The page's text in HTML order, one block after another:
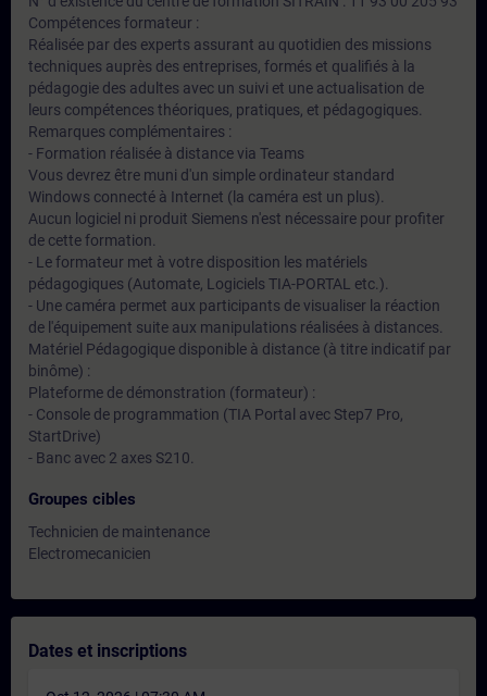
Compétences formateur :
Réalisée par des experts assurant au quotidien des missions
techniques auprès des entreprises, formés et qualifiés à la
pédagogie des adultes avec un suivi et une actualisation de
leurs compétences théoriques, pratiques, et pédagogiques.
Remarques complémentaires :
- Formation réalisée à distance via Teams
Vous devrez être muni d'un simple ordinateur standard
Windows connecté à Internet (la caméra est un plus).
Aucun logiciel ni produit Siemens n'est nécessaire pour profiter
de cette formation.
- Le formateur met à votre disposition les matériels
pédagogiques (Automate, Logiciels TIA-PORTAL etc.).
- Une caméra permet aux participants de visualiser la réaction
de l'équipement suite aux manipulations réalisées à distances.
Matériel Pédagogique disponible à distance (à titre indicatif par
binôme) :
Plateforme de démonstration (formateur) :
- Console de programmation (TIA Portal avec Step7 Pro,
StartDrive)
- Banc avec 2 axes S210.
Groupes cibles
Technicien de maintenance
Electromecanicien
Dates et inscriptions